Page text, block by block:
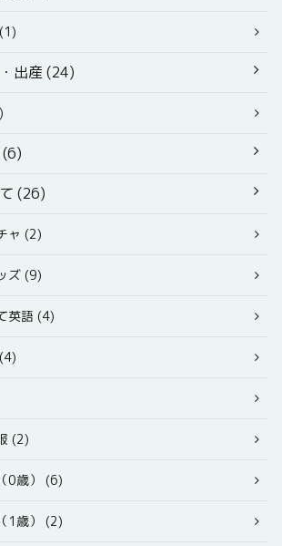
出産 (24)
(26)
ャ (2)
ズ (9)
英語 (4)
(2)
0歳） (6)
1歳） (2)